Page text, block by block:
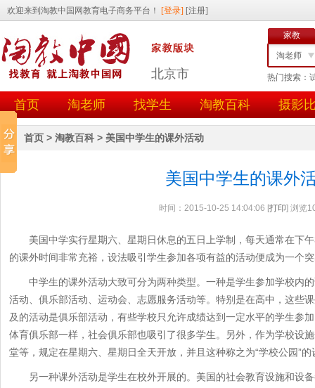
北京市
家教
淘老师
找学生
任务id
用户id
热门搜索：
首页 淘老师 找学生 淘教百科 摄影
首页 > 淘教百科 > 美国中学生的课外活动
美国中学生的课外
时间：2015-10-25 14:04:06 [打印] 浏览
美国中学实行星期六、星期日休息的五日上学制，每天通常在下
的课外时间非常充裕，设法吸引学生参加各项有益的活动便成为一个
中学生的课外活动大致可分为两种类型。一种是学生参加学校内的
活动、俱乐部活动、运动会、志愿服务活动等。特别是在高中，这些
及的活动是俱乐部活动，有些学校只允许成绩达到一定水平的学生参
体育俱乐部一样，社会俱乐部也吸引了很多学生。另外，作为学校设
堂等，规定在星期六、星期日全天开放，并且这种称之为“学校公园”
另一种课外活动是学生在校外开展的。美国的社会教育设施和设备